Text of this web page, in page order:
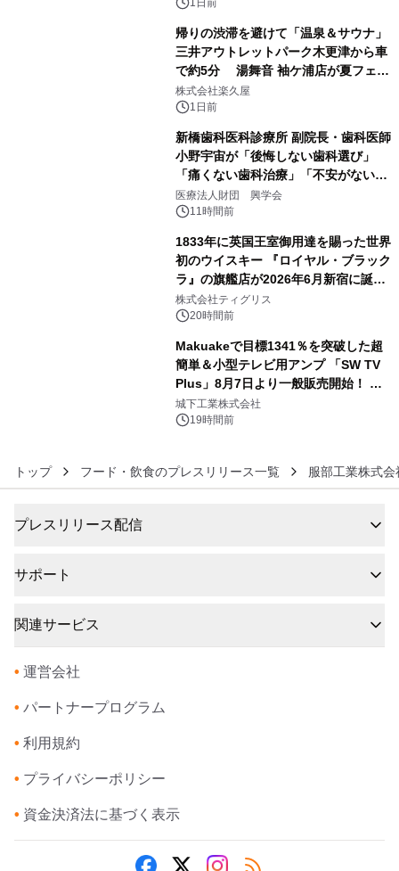
1日前
帰りの渋滞を避けて「温泉＆サウナ」
三井アウトレットパーク木更津から車
で約5分 湯舞音 袖ケ浦店が夏フェア
メニューを提供
株式会社楽久屋
1日前
新橋歯科医科診療所 副院長・歯科医師
小野宇宙が「後悔しない歯科選び」
「痛くない歯科治療」「不安がない治
療計画」をテーマに専門監修
医療法人財団 興学会
11時間前
1833年に英国王室御用達を賜った世界
初のウイスキー 『ロイヤル・ブラック
ラ』の旗艦店が2026年6月新宿に誕
生 バカルディ ジャパンと連携した
没入型バー「BAR Arca」
株式会社ティグリス
20時間前
Makuakeで目標1341％を突破した超
簡単＆小型テレビ用アンプ 「SW TV
Plus」8月7日より一般販売開始！ ケ
ーブル1本つなぐだけ、テレビの音が
ぐっと豊かに
城下工業株式会社
19時間前
トップ フード・飲食のプレスリリース一覧 服部工業株式会
プレスリリース配信
サポート
関連サービス
• 運営会社
• パートナープログラム
• 利用規約
• プライバシーポリシー
• 資金決済法に基づく表示